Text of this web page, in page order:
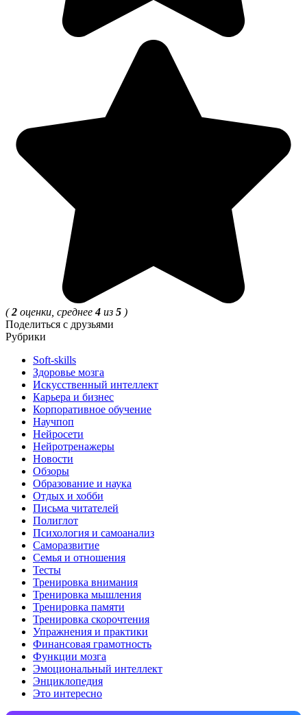
(2 оценки, среднее4 из 5 )
Поделиться с друзьями
Рубрики
Soft-skills
Здоровье мозга
Искусственный интеллект
Карьера и бизнес
Корпоративное обучение
Научпоп
Нейросети
Нейротренажеры
Новости
Обзоры
Образование и наука
Отдых и хобби
Письма читателей
Полиглот
Психология и самоанализ
Саморазвитие
Семья и отношения
Тесты
Тренировка внимания
Тренировка мышления
Тренировка памяти
Тренировка скорочтения
Упражнения и практики
Финансовая грамотность
Функции мозга
Эмоциональный интеллект
Энциклопедия
Это интересно